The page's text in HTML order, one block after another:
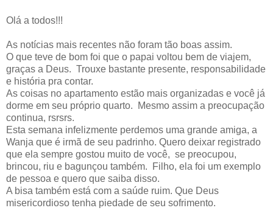
Olá a todos!!!
As notícias mais recentes não foram tão boas assim.
O que teve de bom foi que o papai voltou bem de viajem,
graças a Deus. Trouxe bastante presente, responsabilidade
e história pra contar.
As coisas no apartamento estão mais organizadas e você já
dorme em seu próprio quarto. Mesmo assim a preocupação
continua, rsrsrs.
Esta semana infelizmente perdemos uma grande amiga, a
Wanja que é irmã de seu padrinho. Quero deixar registrado
que ela sempre gostou muito de você, se preocupou,
brincou, riu e bagunçou também. Filho, ela foi um exemplo
de pessoa e quero que saiba disso.
A bisa também está com a saúde ruim. Que Deus
misericordioso tenha piedade de seu sofrimento.